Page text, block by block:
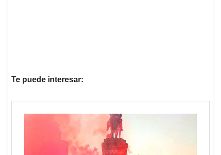
Te puede interesar: